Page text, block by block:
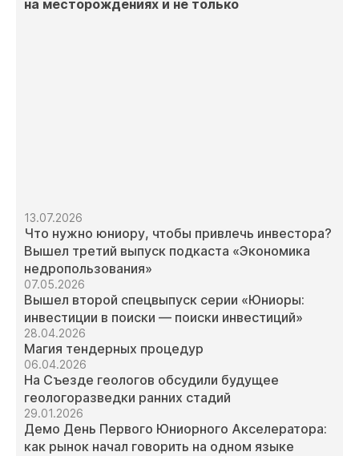
на месторождениях и не только
13.07.2026
Что нужно юниору, чтобы привлечь инвестора?
Вышел третий выпуск подкаста «Экономика
недропользования»
07.05.2026
Вышел второй спецвыпуск серии «Юниоры:
инвестиции в поиски — поиски инвестиций»
28.04.2026
Магия тендерных процедур
06.04.2026
На Съезде геологов обсудили будущее
геологоразведки ранних стадий
29.01.2026
Демо День Первого Юниорного Акселератора:
как рынок начал говорить на одном языке